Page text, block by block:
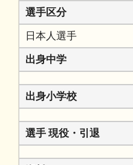
選手区分
日本人選手
出身中学
出身小学校
選手 現役・引退